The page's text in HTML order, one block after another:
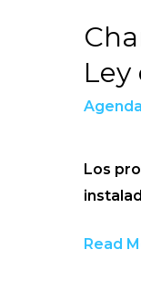
Agenda
Los
Charla
a
la
Ley
Read